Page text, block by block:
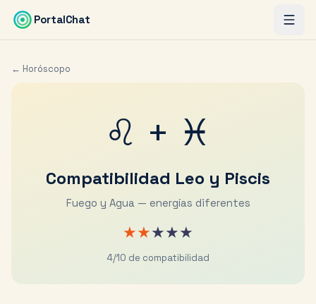
Saltar al contenido principal
PortalChat
← Horóscopo
♌ + ♓
Compatibilidad Leo y Piscis
Fuego y Agua — energías diferentes
★★★★★
4/10 de compatibilidad